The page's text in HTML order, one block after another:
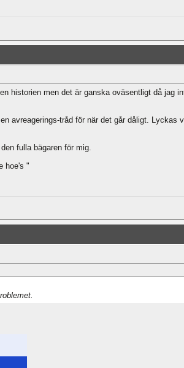
historien men det är ganska oväsentligt då jag
avreagerings-tråd för när det går dåligt.
fulla bägaren för mig.
hoe's "